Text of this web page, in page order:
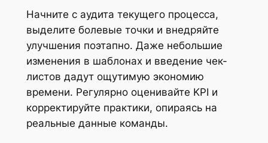
Начните с аудита текущего процесса,
выделите болевые точки и внедряйте
улучшения поэтапно. Даже небольшие
изменения в шаблонах и введение чек-
листов дадут ощутимую экономию
времени. Регулярно оценивайте KPI и
корректируйте практики, опираясь на
реальные данные команды.